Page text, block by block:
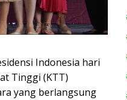
Indonesia hari
Tinggi (KTT)
yang berlangsung